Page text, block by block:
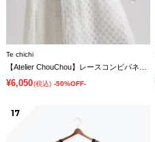
Te chichi
¥6,050(税込) -50%OFF-
17